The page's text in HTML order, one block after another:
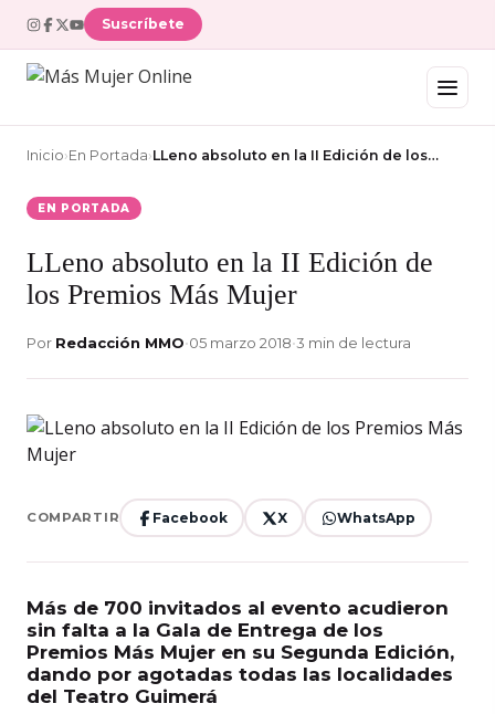
Suscríbete
Inicio›En Portada›LLeno absoluto en la II Edición de los…
EN PORTADA
LLeno absoluto en la II Edición de
los Premios Más Mujer
Por Redacción MMO•05 marzo 2018•3 min de lectura
COMPARTIR Facebook X WhatsApp
Más de 700 invitados al evento acudieron
sin falta a la Gala de Entrega de los
Premios Más Mujer en su Segunda Edición,
dando por agotadas todas las localidades
del Teatro Guimerá